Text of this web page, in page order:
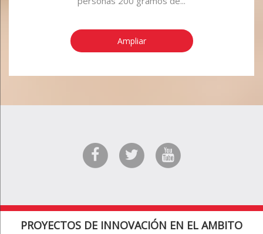
Ampliar
PROYECTOS DE INNOVACIÓN EN EL AMBITO